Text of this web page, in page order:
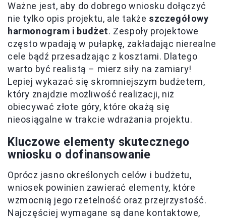
Ważne jest, aby do dobrego wniosku dołączyć
nie tylko opis projektu, ale także szczegółowy
harmonogram i budżet. Zespoły projektowe
często wpadają w pułapkę, zakładając nierealne
cele bądź przesadzając z kosztami. Dlatego
warto być realistą – mierz siły na zamiary!
Lepiej wykazać się skromniejszym budżetem,
który znajdzie możliwość realizacji, niż
obiecywać złote góry, które okażą się
nieosiągalne w trakcie wdrażania projektu.
Kluczowe elementy skutecznego
wniosku o dofinansowanie
Oprócz jasno określonych celów i budżetu,
wniosek powinien zawierać elementy, które
wzmocnią jego rzetelność oraz przejrzystość.
Najczęściej wymagane są dane kontaktowe,